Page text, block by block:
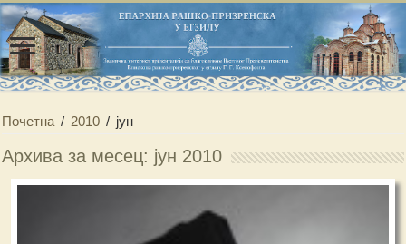
Почетна / 2010 / јун
Архива за месец: јун 2010